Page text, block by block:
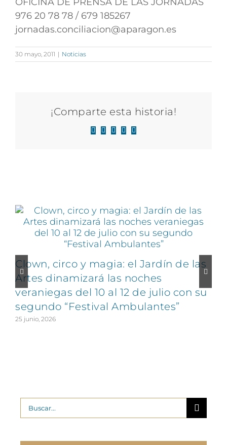
976 20 78 78 / 679 185267
jornadas.conciliacion@aparagon.es
30 mayo, 2011 | Noticias
¡Comparte esta historia!
Facebook
X LinkedIn
WhatsApp
Correo
Clown, circo y magia: el Jardín de las
Artes dinamizará las noches
veraniegas del 10 al 12 de julio con su
segundo “Festival Ambulantes”
25 junio, 2026
Buscar: